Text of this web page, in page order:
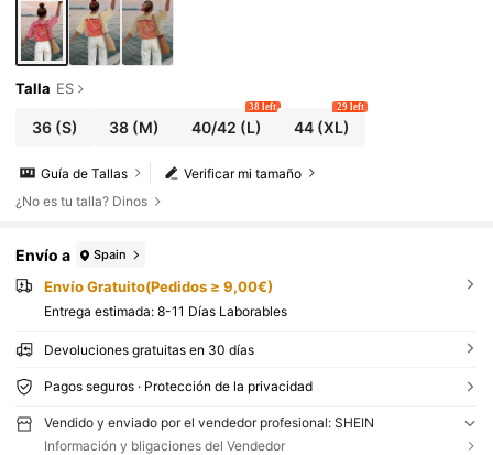
Talla ES
36(S) 38 (M) 40/42 (L)
38 left
44(XL)
29 left
Verificar mi tamaño
Guía de Tallas
¿No es tu talla? Dinos
Envío a Spain
Envío Gratuito(Pedidos ≥ 9,00€)
Entrega estimada: 8-11 Días Laborables
Devoluciones gratuitas en 30 días
Pagos seguros · Protección de la privacidad
Vendido y enviado por el vendedor profesional: SHEIN
Información y bligaciones del Vendedor